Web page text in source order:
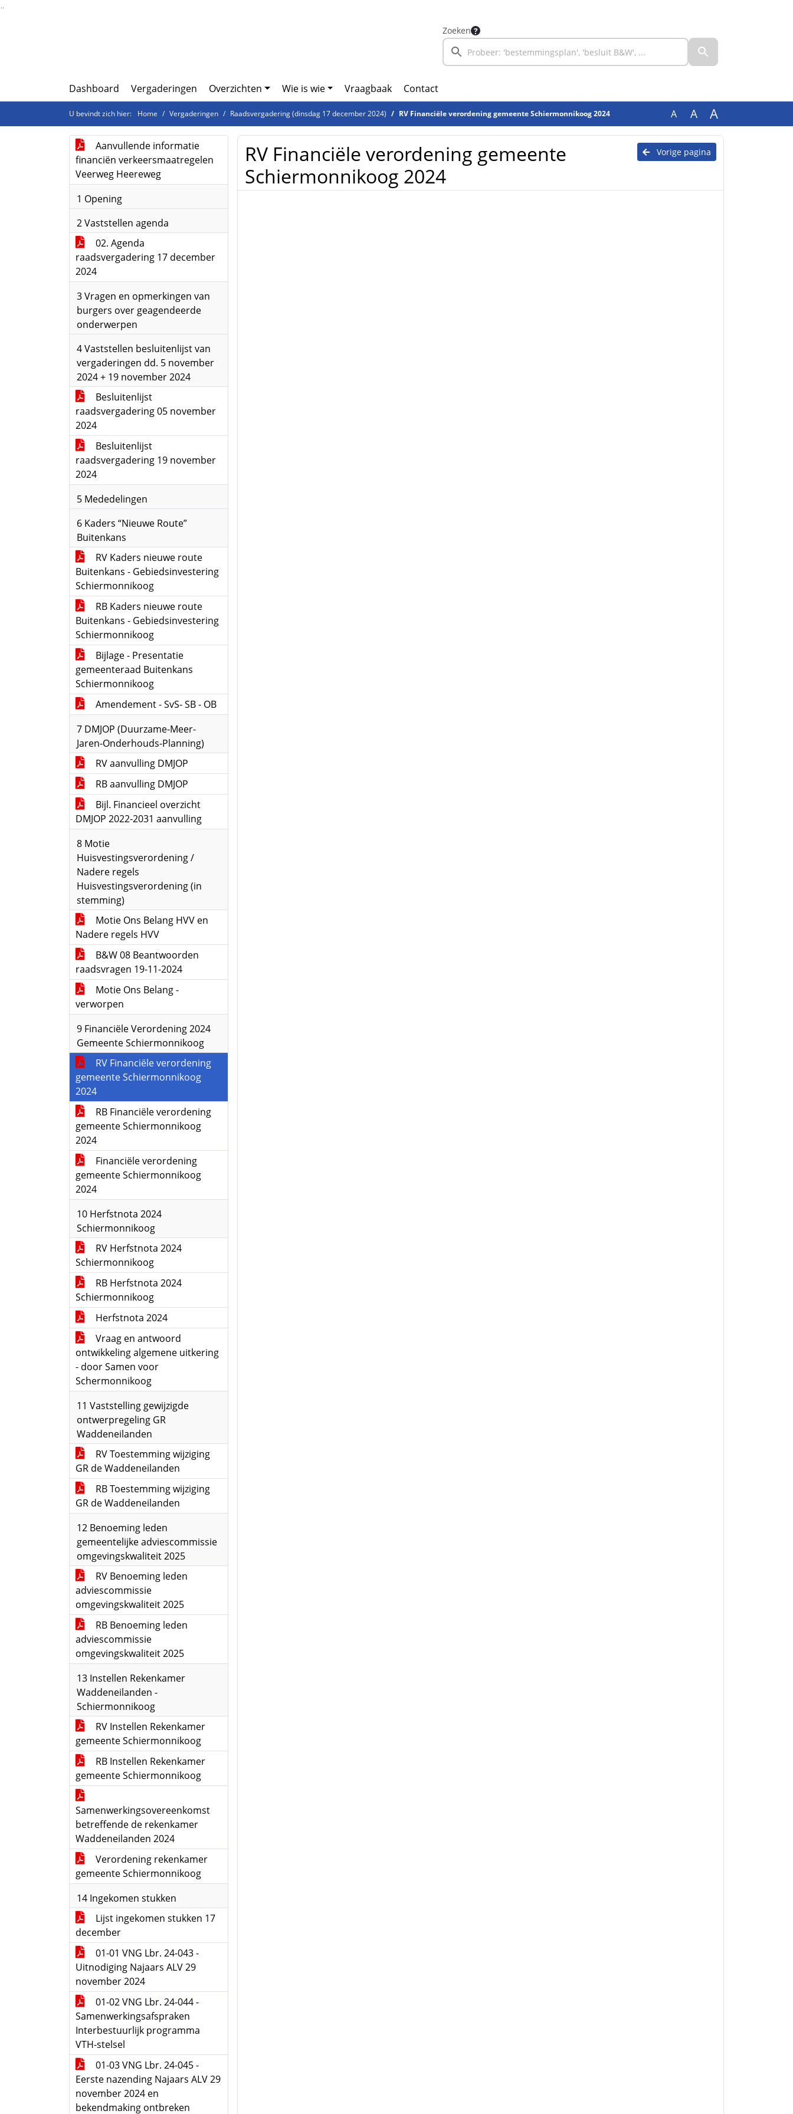
Zoeken
Dashboard Vergaderingen Overzichten Wie is wie Vraagbaak Contact
U bevindt zich hier: Home Vergaderingen Raadsvergadering (dinsdag 17 december 2024) RV Financiële verordening gemeente Schiermonnikoog 2024 A A A
Aanvullende informatie
financiën verkeersmaatregelen
Veerweg Heereweg
1 Opening
2 Vaststellen agenda
02. Agenda
raadsvergadering 17 december
2024
3 Vragen en opmerkingen van
burgers over geagendeerde
onderwerpen
4 Vaststellen besluitenlijst van
vergaderingen dd. 5 november
2024 + 19 november 2024
Besluitenlijst
raadsvergadering 05 november
2024
Besluitenlijst
raadsvergadering 19 november
2024
5 Mededelingen
6 Kaders “Nieuwe Route”
Buitenkans
RV Kaders nieuwe route
Buitenkans - Gebiedsinvestering
Schiermonnikoog
RB Kaders nieuwe route
Buitenkans - Gebiedsinvestering
Schiermonnikoog
Bijlage - Presentatie
gemeenteraad Buitenkans
Schiermonnikoog
Amendement - SvS- SB - OB
7 DMJOP (Duurzame-Meer-
Jaren-Onderhouds-Planning)
RV aanvulling DMJOP
RB aanvulling DMJOP
Bijl. Financieel overzicht
DMJOP 2022-2031 aanvulling
8 Motie
Huisvestingsverordening /
Nadere regels
Huisvestingsverordening (in
stemming)
Motie Ons Belang HVV en
Nadere regels HVV
B&W 08 Beantwoorden
raadsvragen 19-11-2024
Motie Ons Belang -
verworpen
9 Financiële Verordening 2024
Gemeente Schiermonnikoog
RV Financiële verordening
gemeente Schiermonnikoog
2024
RB Financiële verordening
gemeente Schiermonnikoog
2024
Financiële verordening
gemeente Schiermonnikoog
2024
10 Herfstnota 2024
Schiermonnikoog
RV Herfstnota 2024
Schiermonnikoog
RB Herfstnota 2024
Schiermonnikoog
Herfstnota 2024
Vraag en antwoord
ontwikkeling algemene uitkering
- door Samen voor
Schermonnikoog
11 Vaststelling gewijzigde
ontwerpregeling GR
Waddeneilanden
RV Toestemming wijziging
GR de Waddeneilanden
RB Toestemming wijziging
GR de Waddeneilanden
12 Benoeming leden
gemeentelijke adviescommissie
omgevingskwaliteit 2025
RV Benoeming leden
adviescommissie
omgevingskwaliteit 2025
RB Benoeming leden
adviescommissie
omgevingskwaliteit 2025
13 Instellen Rekenkamer
Waddeneilanden -
Schiermonnikoog
RV Instellen Rekenkamer
gemeente Schiermonnikoog
RB Instellen Rekenkamer
gemeente Schiermonnikoog
Samenwerkingsovereenkomst
betreffende de rekenkamer
Waddeneilanden 2024
Verordening rekenkamer
gemeente Schiermonnikoog
14 Ingekomen stukken
Lijst ingekomen stukken 17
december
01-01 VNG Lbr. 24-043 -
Uitnodiging Najaars ALV 29
november 2024
01-02 VNG Lbr. 24-044 -
Samenwerkingsafspraken
Interbestuurlijk programma
VTH-stelsel
01-03 VNG Lbr. 24-045 -
Eerste nazending Najaars ALV 29
november 2024 en
bekendmaking ontbreken
Vorige pagina
RV Financiële verordening gemeente
Schiermonnikoog 2024